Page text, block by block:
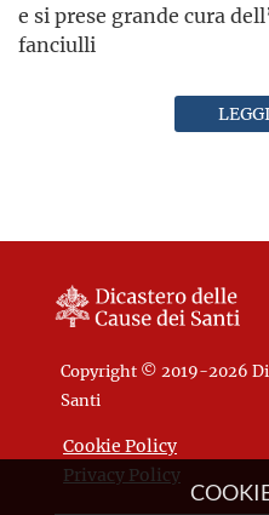
e si prese grande cura
fanciulli
Copyright © 2019-2026
Santi
Cookie Policy
Privacy Policy